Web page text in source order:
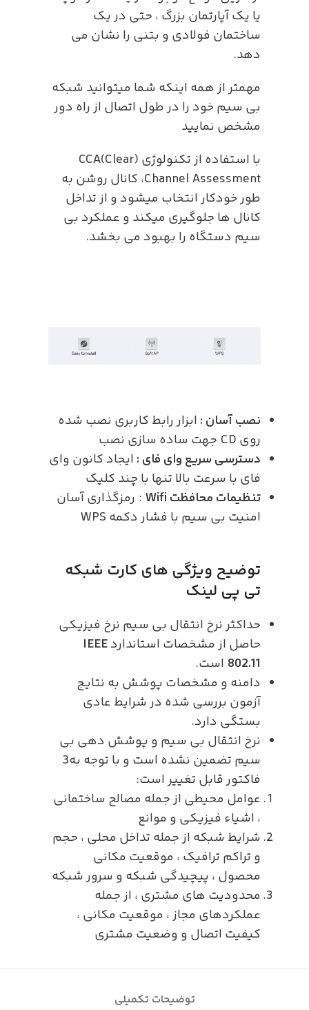
یا یک آپارتمان بزرگ ، حتی در یک
ساختمان فولادی و بتنی را نشان می
دهد.
مهمتر از همه اینکه شما میتوانید شبکه
بی سیم خود را در طول اتصال از راه دور
مشخص نمایید
با استفاده از تکنولوژی (CCA(Clear
Channel Assessment، کانال روشن به
طور خودکار انتخاب میشود و از تداخل
کانال ها جلوگیری میکند و عملکرد بی
سیم دستگاه را بهبود می بخشد.
نصب آسان : ابزار رابط کاربری نصب شده
روی CD جهت ساده سازی نصب
دسترسی سریع وای فای : ایجاد کانون وای
فای با سرعت بالا تنها با چند کلیک
تنظیمات محافظت Wifi
: رمزگذاری آسان
امنیت بی سیم با فشار دکمه WPS
توضیح ویژگی های کارت شبکه
تی پی لینک
حداکثر نرخ انتقال بی سیم نرخ فیزیکی
حاصل از مشخصات استانداردIEEE
802.11 است.
دامنه و مشخصات پوشش به نتایج
آزمون بررسی شده در شرایط عادی
بستگی دارد.
نرخ انتقال بی سیم و پوشش دهی بی
سیم تضمین نشده است و با توجه به3
فاکتور قابل تغییر است:
عوامل محیطی از جمله مصالح ساختمانی
، اشیاء فیزیکی و موانع
شرایط شبکه از جمله تداخل محلی ، حجم
و تراکم ترافیک ، موقعیت مکانی
محصول ، پیچیدگی شبکه و سرور شبکه
محدودیت های مشتری ، از جمله
عملکردهای مجاز ، موقعیت مکانی ،
کیفیت اتصال و وضعیت مشتری
توضیحات تکمیلی